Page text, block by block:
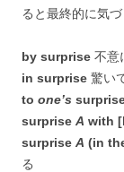
ると最終的に気
by surprise 不意
in surprise 驚い
to one’s
surprise A with
surprise A (in
る